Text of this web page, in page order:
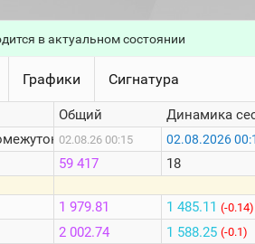
в актуальном состоянии
Графики Сигнатура
Общий
02.08.26 00:15
59 417
1 979.81
2 002.74
Динамика
02.08.2026
18
1 485.11 (-0.14)
1 588.25 (-0.1)